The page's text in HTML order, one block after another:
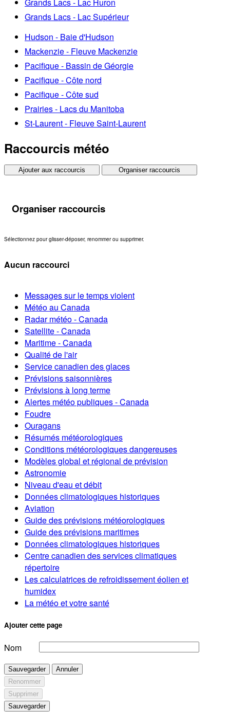
Grands Lacs - Lac Huron
Grands Lacs - Lac Supérieur
Hudson - Baie d'Hudson
Mackenzie - Fleuve Mackenzie
Pacifique - Bassin de Géorgie
Pacifique - Côte nord
Pacifique - Côte sud
Prairies - Lacs du Manitoba
St-Laurent - Fleuve Saint-Laurent
Raccourcis météo
Ajouter aux raccourcis Organiser raccourcis
Organiser raccourcis
Sélectionnez pour glisser-déposer, renommer ou supprimer.
Aucun raccourci
Messages sur le temps violent
Météo au Canada
Radar météo - Canada
Satellite - Canada
Maritime - Canada
Qualité de l'air
Service canadien des glaces
Prévisions saisonnières
Prévisions à long terme
Alertes météo publiques - Canada
Foudre
Ouragans
Résumés météorologiques
Conditions météorologiques dangereuses
Modèles global et régional de prévision
Astronomie
Niveau d'eau et débit
Données climatologiques historiques
Aviation
Guide des prévisions météorologiques
Guide des prévisions maritimes
Données climatologiques historiques
Centre canadien des services climatiques
répertoire
Les calculatrices de refroidissement éolien et
humidex
La météo et votre santé
Ajouter cette page
Nom
Sauvegarder
Annuler
Renommer
Supprimer
Sauvegarder